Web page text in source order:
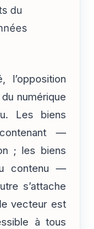
du
l’opposition
numérique
Les biens
—
; les biens
contenu —
s’attache
vecteur est
à tous